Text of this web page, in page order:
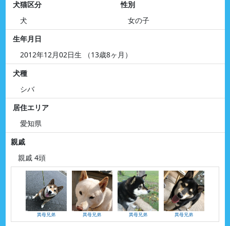
犬猫区分
犬
性別
女の子
生年月日
2012年12月02日生 （13歳8ヶ月）
犬種
シバ
居住エリア
愛知県
親戚
親戚 4頭
異母兄弟 異母兄弟 異母兄弟 異母兄弟